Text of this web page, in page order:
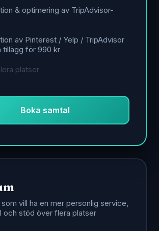
& optimering av TripAdvisor-
av Pinterest / Yelp / TripAdvisor
tillägg för 990 kr
platser
Boka samtal
vill ha en mer personlig service,
och stöd över flera platser